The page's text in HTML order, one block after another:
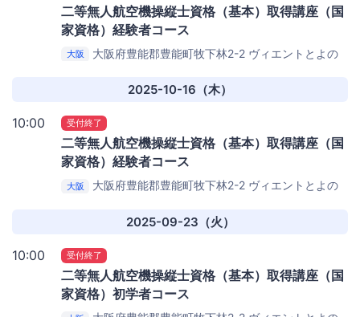
二等無人航空機操縦士資格（基本）取得講座（国
家資格）経験者コース​
大阪 大阪府豊能郡豊能町牧下林2-2 ヴィエントとよの
2025-10-16（木）
10:00 受付終了
二等無人航空機操縦士資格（基本）取得講座（国
家資格）経験者コース​
大阪 大阪府豊能郡豊能町牧下林2-2 ヴィエントとよの
2025-09-23（火）
10:00 受付終了
二等無人航空機操縦士資格（基本）取得講座（国
家資格）初学者コース​